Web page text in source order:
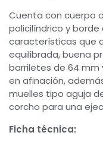
Cuenta con cuerpo
policilíndrico y
características que
equilibrada, buena
barriletes de 64 mm
en afinación,
muelles tipo aguja
corcho para una
Ficha técnica: